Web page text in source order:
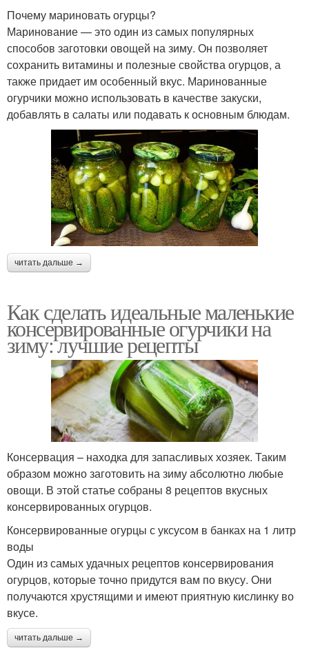
Почему мариновать огурцы?
Маринование — это один из самых популярных
способов заготовки овощей на зиму. Он позволяет
сохранить витамины и полезные свойства огурцов, а
также придает им особенный вкус. Маринованные
огурчики можно использовать в качестве закуски,
добавлять в салаты или подавать к основным блюдам.
читать дальше →
Как сделать идеальные маленькие
консервированные огурчики на
зиму: лучшие рецепты
Консервация – находка для запасливых хозяек. Таким
образом можно заготовить на зиму абсолютно любые
овощи. В этой статье собраны 8 рецептов вкусных
консервированных огурцов.
Консервированные огурцы с уксусом в банках на 1 литр
воды
Один из самых удачных рецептов консервирования
огурцов, которые точно придутся вам по вкусу. Они
получаются хрустящими и имеют приятную кислинку во
вкусе.
читать дальше →